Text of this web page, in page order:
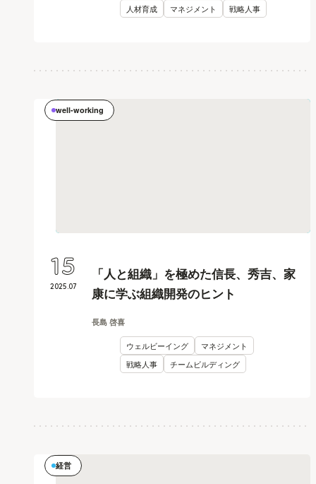
人材育成 マネジメント 戦略人事
well-working
「人と組織」を極めた信長、秀吉、家
康に学ぶ組織開発のヒント
長島 啓喜
ウェルビーイング
マネジメント
戦略人事
チームビルディング
2025.07
15
経営